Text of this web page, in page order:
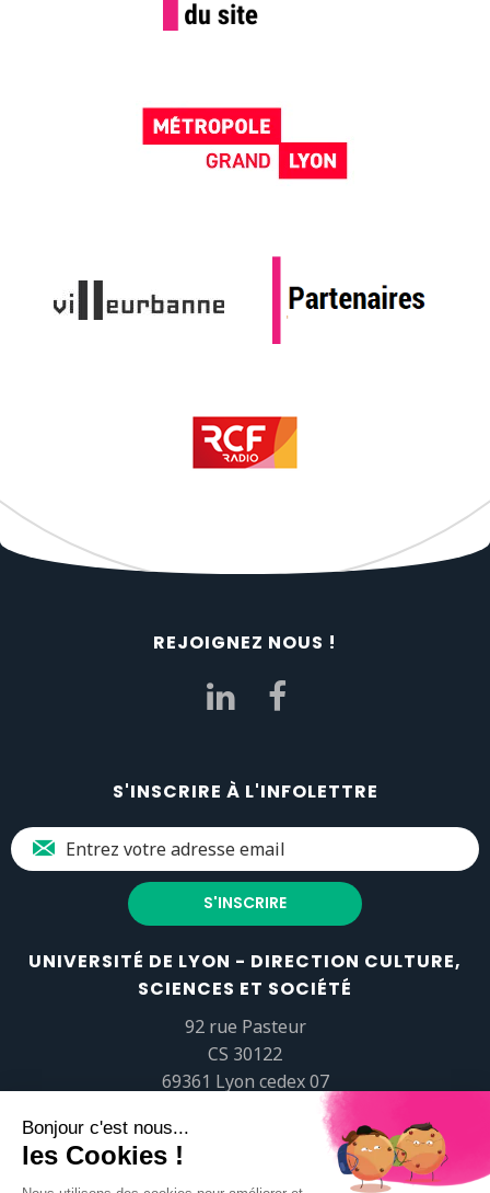
REJOIGNEZ NOUS !
S'INSCRIRE À L'INFOLETTRE
UNIVERSITÉ DE LYON - DIRECTION CULTURE,
SCIENCES ET SOCIÉTÉ
92 rue Pasteur
CS 30122
69361 Lyon cedex 07
popsciences@universite-lyon.fr
Tél.+33 (0)4 37 37 82 01